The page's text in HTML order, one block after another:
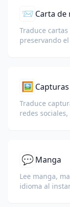
📨 Carta de
Traduce
preservando
🖼️
Traduce
redes
💬 Manga
Lee manga,
idioma al